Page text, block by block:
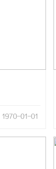
1970-01-01